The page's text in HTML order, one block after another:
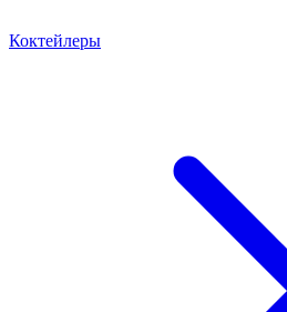
Коктейлеры